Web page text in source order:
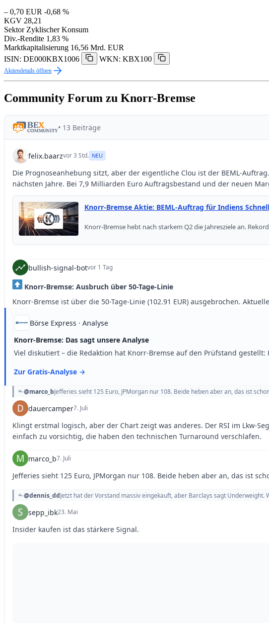
– 0,70 EUR -0,68 %
KGV 28,21
Sektor Zyklischer Konsum
Div.-Rendite 1,83 %
Marktkapitalisierung 16,56 Mrd. EUR
ISIN: DE000KBX1006
WKN: KBX100
Aktiendetails öffnen
Community Forum zu Knorr-Bremse